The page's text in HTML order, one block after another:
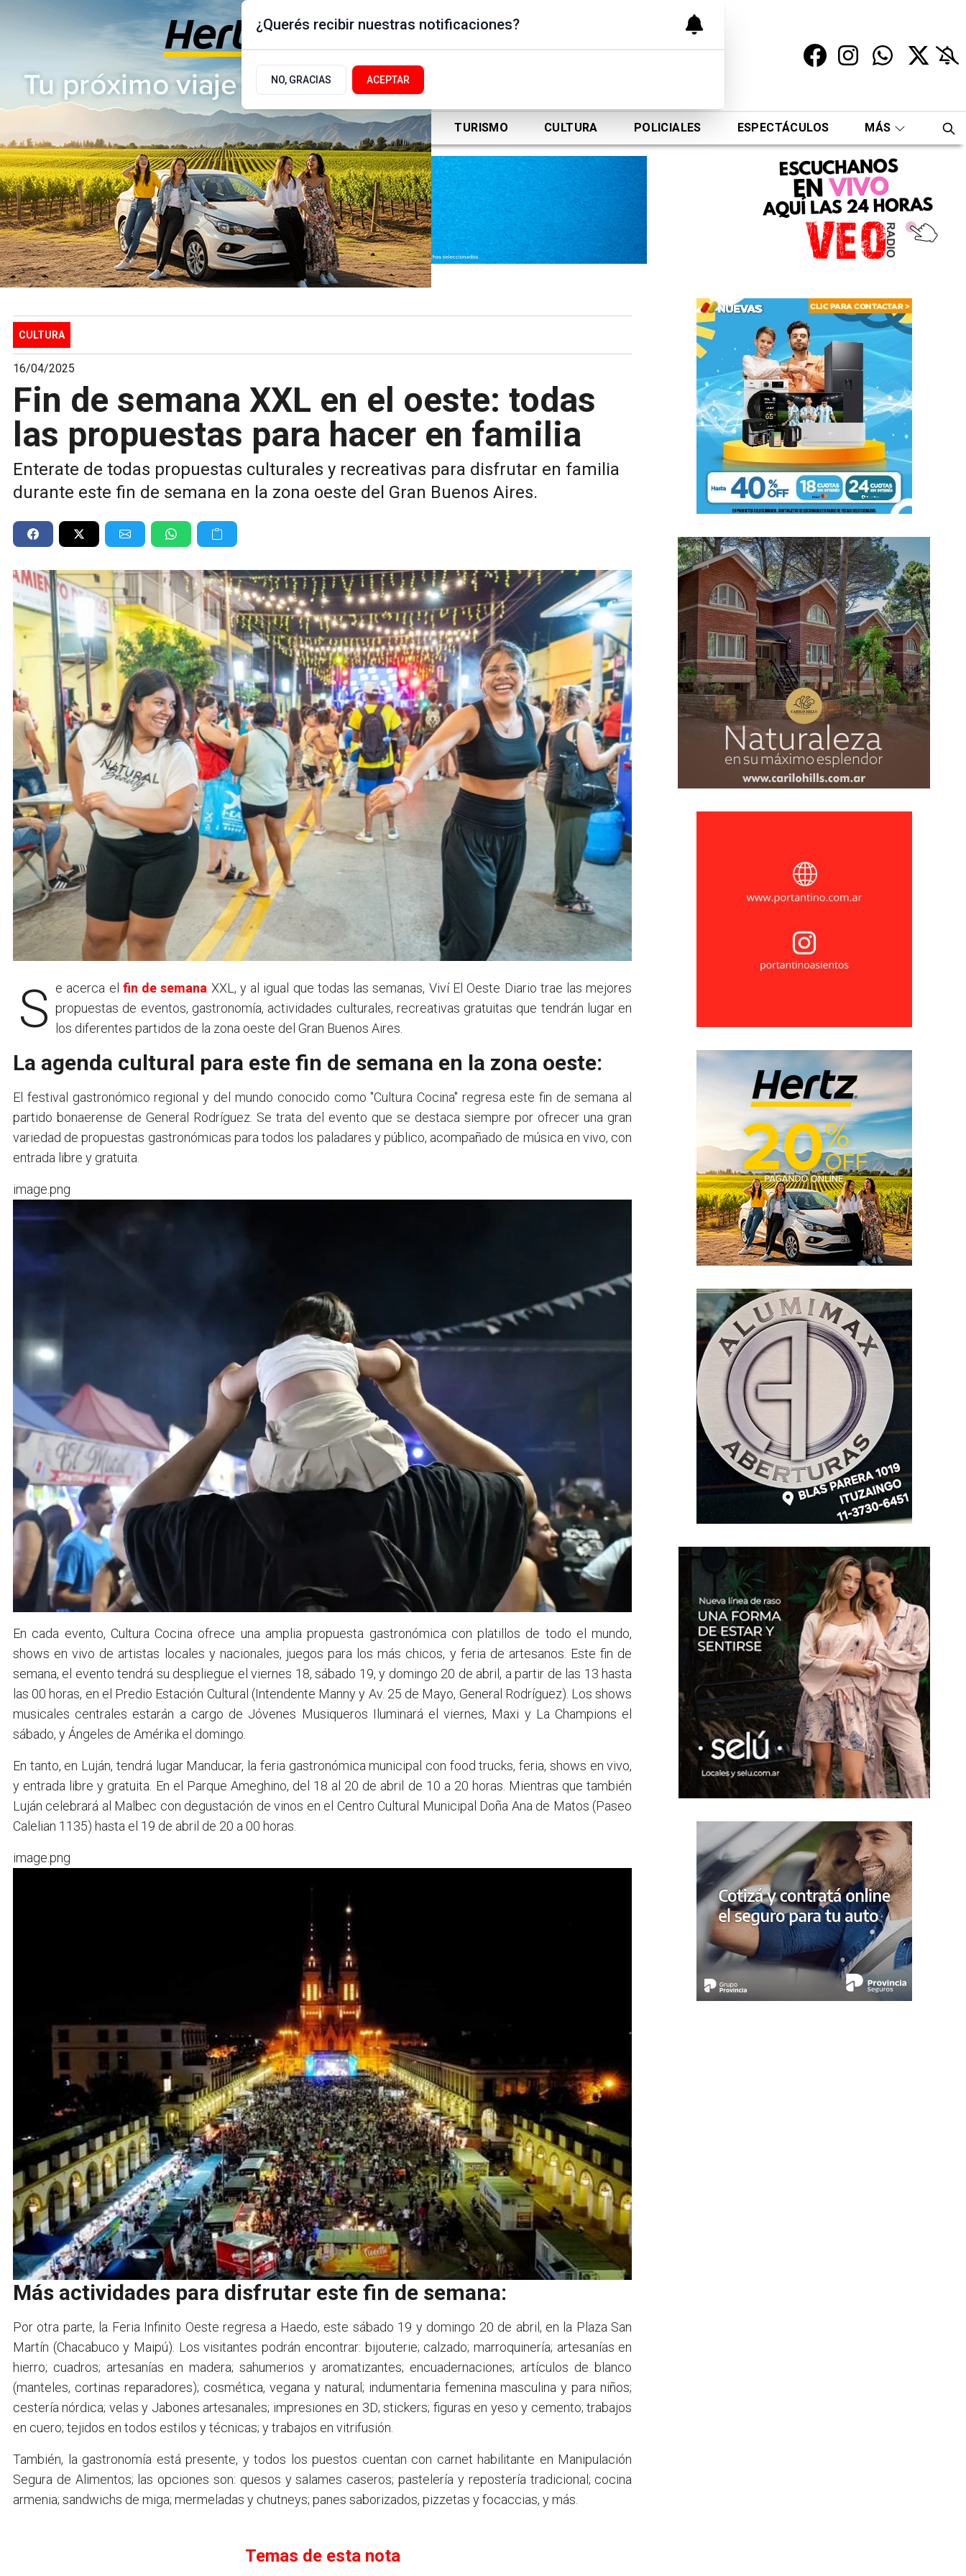
Domingo 9 de Agosto de 2026
17.9ºc | Buenos Aires, AR
ACTUALIDAD POLÍTICA DEPORTES TURISMO CULTURA POLICIALES ESPECTÁCULOS MÁS
CULTURA
16/04/2025
Fin de semana XXL en el oeste: todas
las propuestas para hacer en familia
Enterate de todas propuestas culturales y recreativas para disfrutar en familia
durante este fin de semana en la zona oeste del Gran Buenos Aires.
Se acerca el fin de semana XXL, y al igual que todas las semanas, Viví El Oeste Diario trae las mejores
propuestas de eventos, gastronomía, actividades culturales, recreativas gratuitas que tendrán lugar en
los diferentes partidos de la zona oeste del Gran Buenos Aires.
La agenda cultural para este fin de semana en la zona oeste:
El festival gastronómico regional y del mundo conocido como "Cultura Cocina" regresa este fin de semana al
partido bonaerense de General Rodríguez. Se trata del evento que se destaca siempre por ofrecer una gran
variedad de propuestas gastronómicas para todos los paladares y público, acompañado de música en vivo, con
entrada libre y gratuita.
image.png
En cada evento, Cultura Cocina ofrece una amplia propuesta gastronómica con platillos de todo el mundo,
shows en vivo de artistas locales y nacionales, juegos para los más chicos, y feria de artesanos. Este fin de
semana, el evento tendrá su despliegue el viernes 18, sábado 19, y domingo 20 de abril, a partir de las 13 hasta
las 00 horas, en el Predio Estación Cultural (Intendente Manny y Av. 25 de Mayo, General Rodríguez). Los shows
musicales centrales estarán a cargo de Jóvenes Musiqueros Iluminará el viernes, Maxi y La Champions el
sábado, y Ángeles de Amérika el domingo.
En tanto, en Luján, tendrá lugar Manducar, la feria gastronómica municipal con food trucks, feria, shows en vivo,
y entrada libre y gratuita. En el Parque Ameghino, del 18 al 20 de abril de 10 a 20 horas. Mientras que también
Luján celebrará al Malbec con degustación de vinos en el Centro Cultural Municipal Doña Ana de Matos (Paseo
Calelian 1135) hasta el 19 de abril de 20 a 00 horas.
image.png
Más actividades para disfrutar este fin de semana:
Por otra parte, la Feria Infinito Oeste regresa a Haedo, este sábado 19 y domingo 20 de abril, en la Plaza San
Martín (Chacabuco y Maipú). Los visitantes podrán encontrar: bijouterie; calzado; marroquinería; artesanías en
hierro; cuadros; artesanías en madera; sahumerios y aromatizantes; encuadernaciones; artículos de blanco
(manteles, cortinas reparadores); cosmética, vegana y natural; indumentaria femenina masculina y para niños;
cestería nórdica; velas y Jabones artesanales; impresiones en 3D; stickers; figuras en yeso y cemento; trabajos
en cuero; tejidos en todos estilos y técnicas; y trabajos en vitrifusión.
También, la gastronomía está presente, y todos los puestos cuentan con carnet habilitante en Manipulación
Segura de Alimentos; las opciones son: quesos y salames caseros; pastelería y repostería tradicional; cocina
armenia; sandwichs de miga; mermeladas y chutneys; panes saborizados, pizzetas y focaccias, y más.
Temas de esta nota
¿Querés recibir nuestras notificaciones?
NO, GRACIAS ACEPTAR